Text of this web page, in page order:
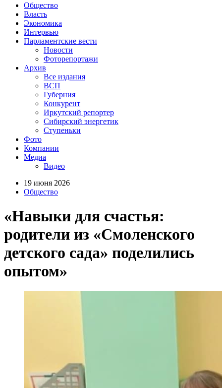
Общество
Власть
Экономика
Интервью
Парламентские вести
Новости
Фоторепортажи
Архив
Все издания
ВСП
Губерния
Конкурент
Иркутский репортер
Сибирский энергетик
Ступеньки
Фото
Компании
Медиа
Видео
19 июня 2026
Общество
«Навыки для счастья:
родители из «Смоленского
детского сада» поделились
опытом»